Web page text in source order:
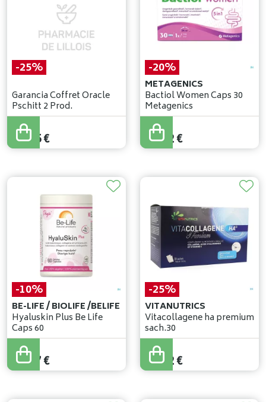
-25%
Garancia Coffret Oracle
Pschitt 2 Prod.
35,00
26,25€
-20%
METAGENICS
Bactiol Women Caps 30
Metagenics
33,40
26,72€
-10%
BE-LIFE / BIOLIFE /BELIFE
Hyaluskin Plus Be Life
Caps 60
33,30
29,97€
-25%
VITANUTRICS
Vitacollagene ha premium
sach.30
75,90
56,92€